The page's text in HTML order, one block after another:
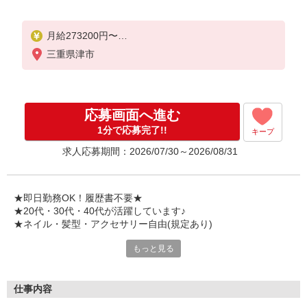
月給273200円〜
※残業手当別途支給
※研修期間6か月・時給1550円〜
゜+゜・。○。・゜+゜・。○。・゜+゜
入社祝い金10万円支給(規定有)
お友達を紹介頂くと,
インセンティブ支給(規定有)
゜・。○。・゜+゜・。○。・゜+゜
三重県津市
応募画面へ進む
1分で応募完了!! キープ
求人応募期間：2026/07/30～2026/08/31
★即日勤務OK！履歴書不要★
★20代・30代・40代が活躍しています♪
★ネイル・髪型・アクセサリー自由(規定あり)
シエロのスタッフは9割が未経験スタート。
ずっと先まで役に立ちます！
もっと見る
仕事内容